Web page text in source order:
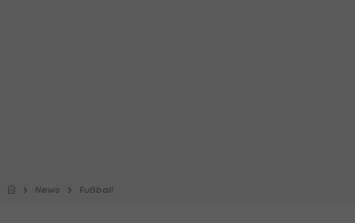
News Fußball